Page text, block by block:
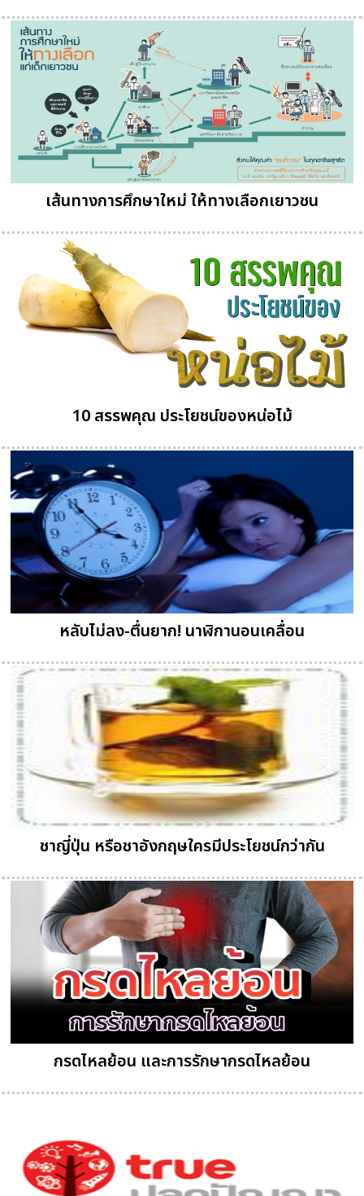
เส้นทางการศึกษาใหม่ ให้ทางเลือกเยาวชน
10 สรรพคุณ ประโยชน์ของหน่อไม้
หลับไม่ลง-ตื่นยาก! นาฬิกานอนเคลื่อน
ชาญี่ปุ่น หรือชาอังกฤษใครมีประโยชน์กว่ากัน
กรดไหลย้อน และการรักษากรดไหลย้อน